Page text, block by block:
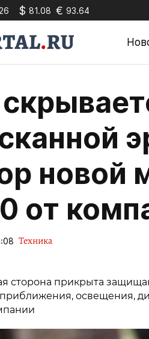
$ 81.08 € 93.64
новой
от
Техника
сторона прикрыта
приближения, освещения,